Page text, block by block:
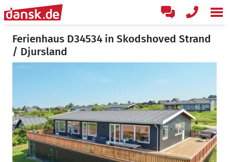
Ferienhaus D34534 in Skodshoved Strand
/ Djursland